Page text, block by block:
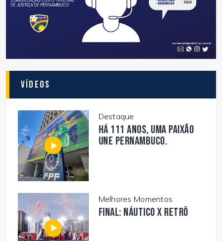
Vídeos
Destaque
Há 111 anos, uma paixão
une Pernambuco.
Melhores Momentos
FINAL: NÁUTICO X RETRÔ